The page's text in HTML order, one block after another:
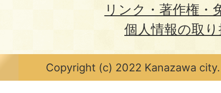
リンク・著作権・
個人情報の取
Copyright (c) 2022 Kanazawa